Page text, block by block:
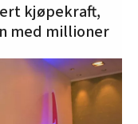
kjøpekraft,
med millioner